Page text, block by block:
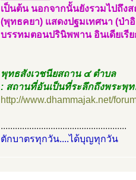
เป็นต้น นอกจากนั้นยังรวมไปถึง
(พุทธคยา) แสดงปฐมเทศนา (ป่
บรรทมตอนปรินิพพาน อินเดียเรี
พุทธสังเวชนียสถาน ๔ ตำบล
: สถานที่อันเป็นที่ระลึกถึงพระพุท
http://www.dhammajak.net/
.....................................................
ตักบาตรทุกวัน....ได้บุญทุกวัน